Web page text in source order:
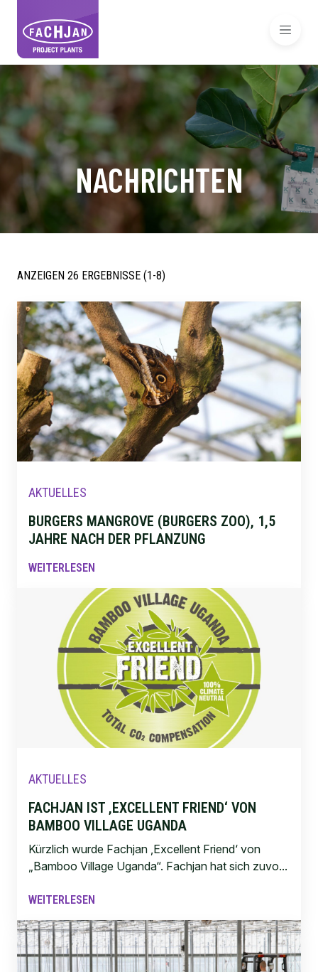
NACHRICHTEN
ANZEIGEN 26 ERGEBNISSE (1-8)
AKTUELLES
BURGERS MANGROVE (BURGERS ZOO), 1,5
JAHRE NACH DER PFLANZUNG
WEITERLESEN
AKTUELLES
FACHJAN IST ‚EXCELLENT FRIEND‘ VON
BAMBOO VILLAGE UGANDA
Kürzlich wurde Fachjan ‚Excellent Friend‘ von
„Bamboo Village Uganda“. Fachjan hat sich zuvo...
WEITERLESEN